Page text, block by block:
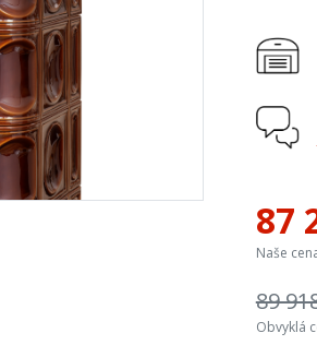
Vývod
Varná
Výška
Šířka
87
Naše
89
Obvyklá